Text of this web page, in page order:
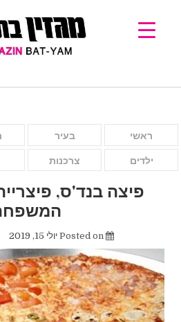
ראשי בעיר
ילדים צרכנות
פיצה בנד'ס,
יולי 15, 2019